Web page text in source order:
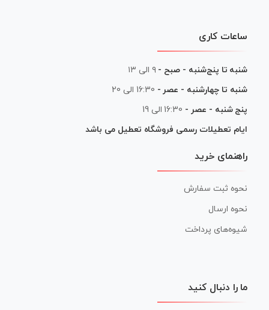
ساعات کاری
شنبه تا پنج‌شنبه - صبح - ۹ الی ۱۳
شنبه تا چهارشنبه - عصر - 16:30 الی 20
پنج شنبه - عصر - 16:30 الی 19
ایام تعطیلات رسمی فروشگاه تعطیل می باشد
راهنمای خرید
نحوه ثبت سفارش
نحوه ارسال
شیوه‌های پرداخت
ما را دنبال کنید